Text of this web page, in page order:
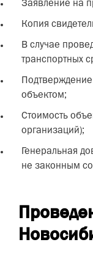
Заявление на
Копия
В случае
транспортных
объектом;
Стоимость
организаций);
Генеральная
не законным